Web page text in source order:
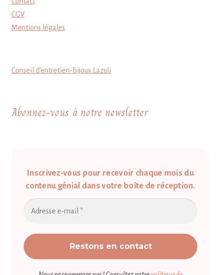
CGV
Mentions légales
Conseil d’entretien-bijoux Lazuli
Abonnez-vous à notre newsletter
Inscrivez-vous pour recevoir chaque mois du
contenu génial dans votre boîte de réception.